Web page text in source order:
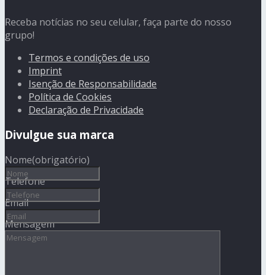
Receba notícias no seu celular, faça parte do nosso
grupo!
Termos e condições de uso
Imprint
Isenção de Responsabilidade
Política de Cookies
Declaração de Privacidade
Divulgue sua marca
Nome(obrigatório)
Telefone
Email
Mensagem